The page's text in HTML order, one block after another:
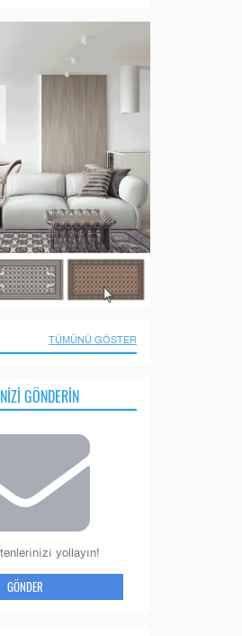
TÜMÜNÜ GÖSTER
GÖNDERIN
yollayın!
GÖNDER